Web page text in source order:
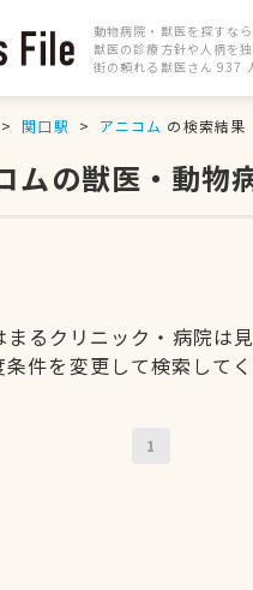
動物病院・獣医を探すな
獣医の診療方針や人柄を
街の頼れる獣医さん 937
関口駅 アニコム の検索結果
ムの獣医・動物
るクリニック・病院は
条件を変更して検索してく
1